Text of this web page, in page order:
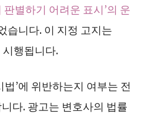
별하기 어려운 표시’의 운
습니다. 이 지정 고지는
행됩니다.
’에 위반하는지 여부는 전
다. 광고는 변호사의 법률